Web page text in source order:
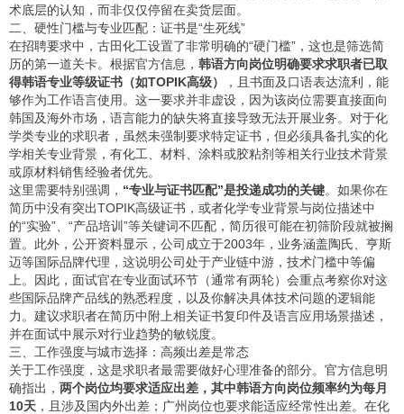
术底层的认知，而非仅仅停留在卖货层面。
二、硬性门槛与专业匹配：证书是“生死线”
在招聘要求中，古田化工设置了非常明确的“硬门槛”，这也是筛选简
历的第一道关卡。根据官方信息， 韩语方向岗位明确要求求职者已取
得韩语专业等级证书（如TOPIK高级）
，且书面及口语表达流利，能
够作为工作语言使用。这一要求并非虚设，因为该岗位需要直接面向
韩国及海外市场，语言能力的缺失将直接导致无法开展业务。对于化
学类专业的求职者，虽然未强制要求特定证书，但必须具备扎实的化
学相关专业背景，有化工、材料、涂料或胶粘剂等相关行业技术背景
或原材料销售经验者优先。
这里需要特别强调， “专业与证书匹配”是投递成功的关键。如果你在
简历中没有突出TOPIK高级证书，或者化学专业背景与岗位描述中
的“实验”、“产品培训”等关键词不匹配，简历很可能在初筛阶段就被搁
置。此外，公开资料显示，公司成立于2003年，业务涵盖陶氏、亨斯
迈等国际品牌代理，这说明公司处于产业链中游，技术门槛中等偏
上。因此，面试官在专业面试环节（通常有两轮）会重点考察你对这
些国际品牌产品线的熟悉程度，以及你解决具体技术问题的逻辑能
力。建议求职者在简历中附上相关证书复印件及语言应用场景描述，
并在面试中展示对行业趋势的敏锐度。
三、工作强度与城市选择：高频出差是常态
关于工作强度，这是求职者最需要做好心理准备的部分。官方信息明
确指出， 两个岗位均要求适应出差，其中韩语方向岗位频率约为每月
10天 ，且涉及国内外出差；广州岗位也要求能适应经常性出差。在化